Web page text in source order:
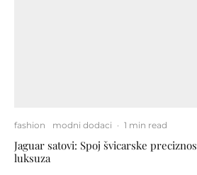
fashion modni dodaci · 1 min read
Jaguar satovi: Spoj švicarske
luksuza